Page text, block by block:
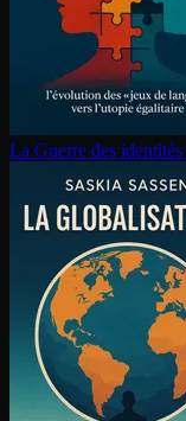
La Guerre des identités